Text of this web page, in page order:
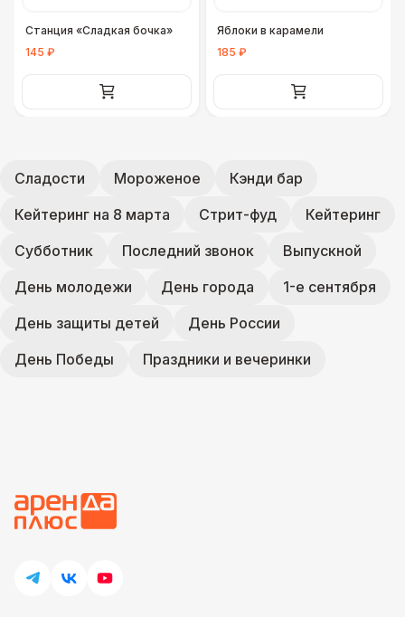
Станция «Сладкая бочка»
145 ₽
Яблоки в карамели
185 ₽
Сладости Мороженое
Кэнди бар
Кейтеринг на 8 марта
Стрит-фуд
Кейтеринг
Субботник
Последний звонок
Выпускной
День молодежи
День города
1-е сентября
День защиты детей
День России
День Победы
Праздники и вечеринки